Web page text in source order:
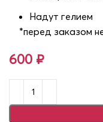
Надут гелием
*перед заказом
600 ₽